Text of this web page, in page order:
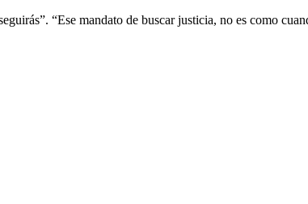
“Ese mandato de buscar justicia, no es como